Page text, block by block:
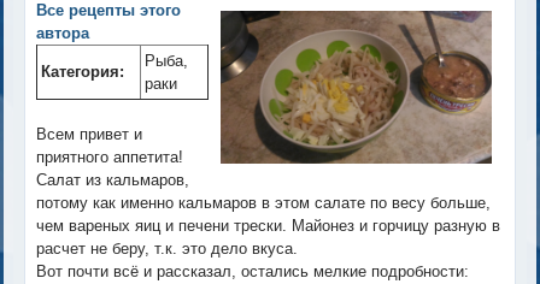
Все рецепты этого
автора
Категория:
Рыба,
раки
Всем привет и
приятного аппетита!
Салат из кальмаров,
потому как именно кальмаров в этом салате по весу больше,
чем вареных яиц и печени трески. Майонез и горчицу разную в
расчет не беру, т.к. это дело вкуса.
Вот почти всё и рассказал, остались мелкие подробности: